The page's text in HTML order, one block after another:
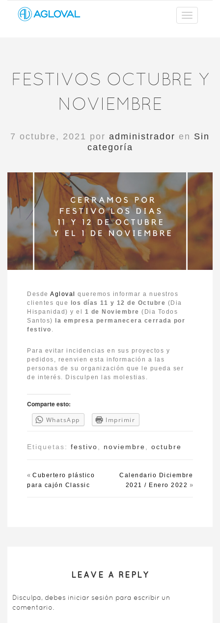
FESTIVOS OCTUBRE Y
NOVIEMBRE
7 octubre, 2021 por administrador en Sin
categoría
Desde Agloval queremos informar a nuestros
clientes que los días 11 y 12 de Octubre (Dia
Hispanidad) y el 1 de Noviembre (Dia Todos
Santos) la empresa permanecera cerrada por
festivo .
Para evitar incidencias en sus proyectos y
pedidos, reenvien esta información a las
personas de su organización que le pueda ser
de interés. Disculpen las molestias.
Comparte esto:
WhatsApp Imprimir
Etiquetas: festivo noviembre octubre
« Cubertero plástico
para cajón Classic
Calendario Diciembre
2021 / Enero 2022 »
LEAVE A REPLY
Disculpa, debes iniciar sesión para escribir un
comentario.